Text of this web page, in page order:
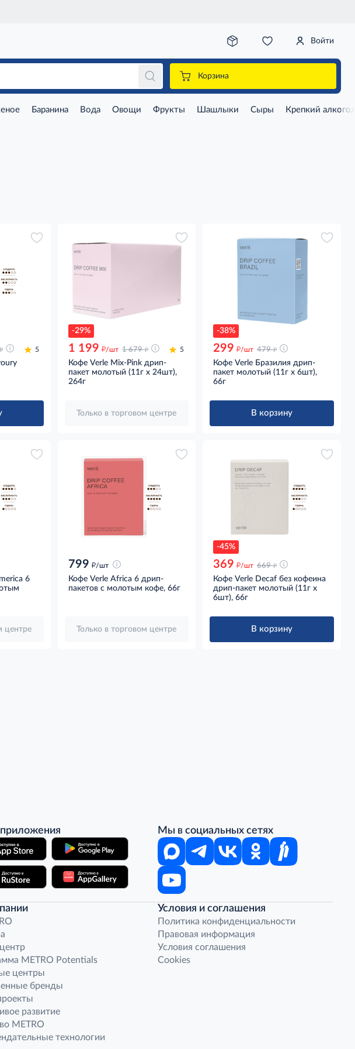
Войти
Корзина
Баранина Вода Овощи Фрукты Шашлыки Сыры Крепкий
5
-29%
1 199 д/шт 1 679 д 5
Кофе Verle Mix-Pink дрип-
пакет молотый (11г х 24шт),
264г
Только в торговом центре
-38%
299 д/шт 479 д
Кофе Verle Бразилия дрип-
пакет молотый (11г x 6шт),
66г
В корзину
6
центре
799 д/шт
Кофе Verle Africa 6 дрип-
пакетов с молотым кофе, 66г
Только в торговом центре
-45%
369 д/шт 669 д
Кофе Verle Decaf без кофеина
дрип-пакет молотый (11г х
6шт), 66г
В корзину
Мы в социальных сетях
METRO Potentials
центры
бренды
развитие
METRO
технологии
Условия и соглашения
Политика конфиденциальности
Правовая информация
Условия соглашения
Cookies